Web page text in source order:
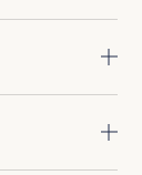
adresse :